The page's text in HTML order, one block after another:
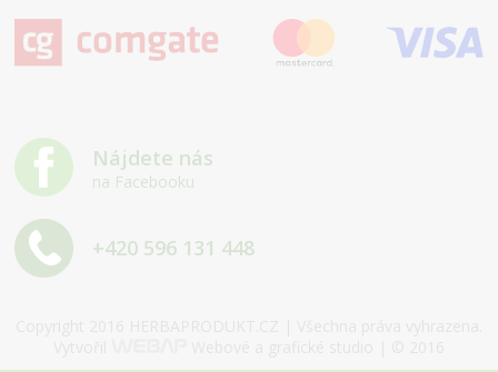
Nájdete nás
na Facebooku
+420 596 131 448